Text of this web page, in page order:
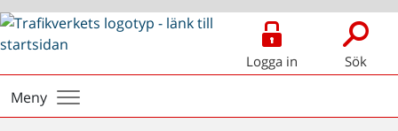
Logga in Sök
Meny